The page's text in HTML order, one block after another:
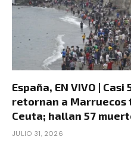
España, EN VIVO |
retornan a Marruecos
Ceuta; hallan 57
JULIO 31, 2026